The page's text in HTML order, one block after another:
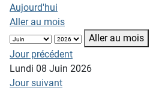
Aujourd'hui
Aller au mois
Aller au mois
Jour précédent
Lundi 08 Juin 2026
Jour suivant